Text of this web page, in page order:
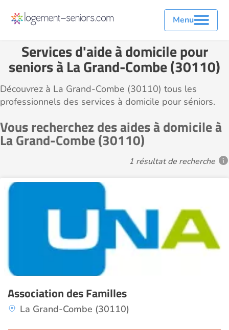
Menu
Services d'aide à domicile pour
seniors à La Grand-Combe (30110)
Découvrez à La Grand-Combe (30110) tous les
professionnels des services à domicile pour séniors.
Vous recherchez des aides à domicile à
La Grand-Combe (30110)
1 résultat de recherche
Association des Familles
La Grand-Combe (30110)